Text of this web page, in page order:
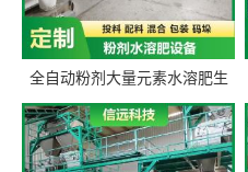
全自动粉剂大量元素水溶肥生
产设备 信远科技肥料生产设备
源头厂家